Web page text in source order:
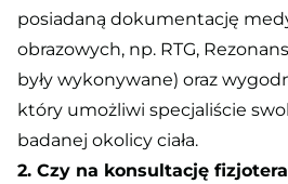
posiadaną dokumentację
obrazowych, np. RTG,
były wykonywane) oraz
który umożliwi specjaliście
badanej okolicy ciała.
2. Czy na konsultację